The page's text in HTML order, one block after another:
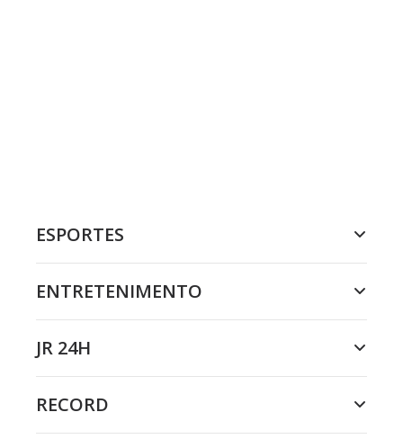
ESPORTES
ENTRETENIMENTO
JR 24H
RECORD